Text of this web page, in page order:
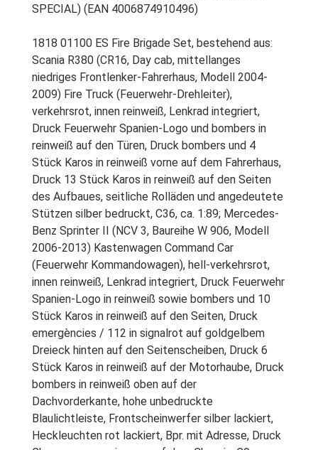
SPECIAL) (EAN 4006874910496)
1818 01100 ES Fire Brigade Set, bestehend aus:
Scania R380 (CR16, Day cab, mittellanges
niedriges Frontlenker-Fahrerhaus, Modell 2004-
2009) Fire Truck (Feuerwehr-Drehleiter),
verkehrsrot, innen reinweiß, Lenkrad integriert,
Druck Feuerwehr Spanien-Logo und bombers in
reinweiß auf den Türen, Druck bombers und 4
Stück Karos in reinweiß vorne auf dem Fahrerhaus,
Druck 13 Stück Karos in reinweiß auf den Seiten
des Aufbaues, seitliche Rolläden und angedeutete
Stützen silber bedruckt, C36, ca. 1:89; Mercedes-
Benz Sprinter II (NCV 3, Baureihe W 906, Modell
2006-2013) Kastenwagen Command Car
(Feuerwehr Kommandowagen), hell-verkehrsrot,
innen reinweiß, Lenkrad integriert, Druck Feuerwehr
Spanien-Logo in reinweiß sowie bombers und 10
Stück Karos in reinweiß auf den Seiten, Druck
emergències / 112 in signalrot auf goldgelbem
Dreieck hinten auf den Seitenscheiben, Druck 6
Stück Karos in reinweiß auf der Motorhaube, Druck
bombers in reinweiß oben auf der
Dachvorderkante, hohe unbedruckte
Blaulichtleiste, Frontscheinwerfer silber lackiert,
Heckleuchten rot lackiert, Bpr. mit Adresse, Druck